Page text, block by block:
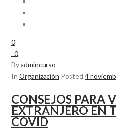
0
0
Byadmincurso
In Organización Posted 4
CONSEJOS PARA
EXTRANJERO EN
COVID